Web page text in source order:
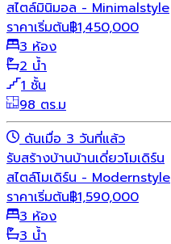
สไตล์มินิมอล - Minimalstyle
ราคาเริ่มต้น฿1,450,000
3 ห้อง
2 น้ำ
1 ชั้น
98 ตร.ม
ดันเมื่อ 3 วันที่แล้ว
รับสร้างบ้านบ้านเดี่ยวโมเดิร์น
สไตล์โมเดิร์น - Modernstyle
ราคาเริ่มต้น฿1,590,000
3 ห้อง
3 น้ำ